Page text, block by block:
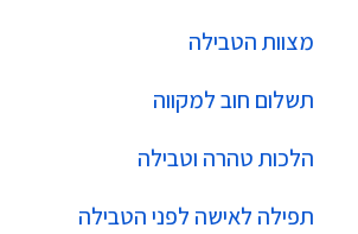
מצוות הטבילה
תשלום חוב למקווה
הלכות טהרה וטבילה
תפילה לאישה לפני הטבילה